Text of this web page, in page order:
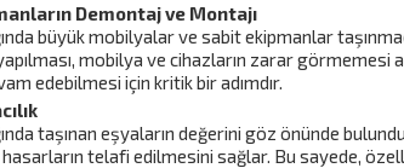
Demontaj ve Montajı
büyük mobilyalar ve sabit ekipmanlar
mobilya ve cihazların zarar görmemesi
edebilmesi için kritik bir adımdır.
taşınan eşyaların değerini göz önünde
telafi edilmesini sağlar. Bu sayede,